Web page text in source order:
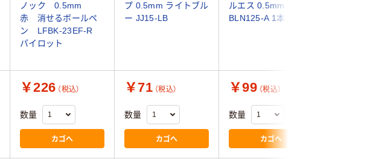
ノック 0.5mm
赤 消せるボールペ
ン LFBK-23EF-R
パイロット
プ 0.5mm ライトブル
ー JJ15-LB
ルエス 0.5mm 黒
BLN125-A 1本
￥226 （税込）
数量
カゴへ
￥71 （税込）
数量
カゴへ
￥99 （税込）
数量
カゴへ